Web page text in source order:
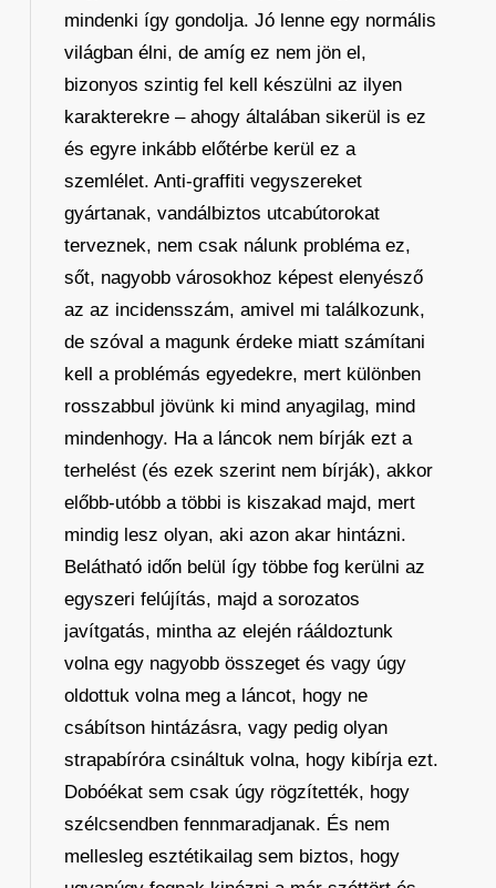
mindenki így gondolja. Jó lenne egy normális
világban élni, de amíg ez nem jön el,
bizonyos szintig fel kell készülni az ilyen
karakterekre – ahogy általában sikerül is ez
és egyre inkább előtérbe kerül ez a
szemlélet. Anti-graffiti vegyszereket
gyártanak, vandálbiztos utcabútorokat
terveznek, nem csak nálunk probléma ez,
sőt, nagyobb városokhoz képest elenyésző
az az incidensszám, amivel mi találkozunk,
de szóval a magunk érdeke miatt számítani
kell a problémás egyedekre, mert különben
rosszabbul jövünk ki mind anyagilag, mind
mindenhogy. Ha a láncok nem bírják ezt a
terhelést (és ezek szerint nem bírják), akkor
előbb-utóbb a többi is kiszakad majd, mert
mindig lesz olyan, aki azon akar hintázni.
Belátható időn belül így többe fog kerülni az
egyszeri felújítás, majd a sorozatos
javítgatás, mintha az elején rááldoztunk
volna egy nagyobb összeget és vagy úgy
oldottuk volna meg a láncot, hogy ne
csábítson hintázásra, vagy pedig olyan
strapabíróra csináltuk volna, hogy kibírja ezt.
Dobóékat sem csak úgy rögzítették, hogy
szélcsendben fennmaradjanak. És nem
mellesleg esztétikailag sem biztos, hogy